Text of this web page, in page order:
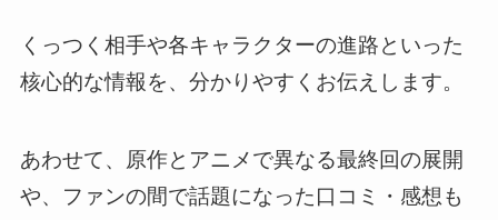
くっつく相手や各キャラクターの進路といった
核心的な情報を、分かりやすくお伝えします。
あわせて、原作とアニメで異なる最終回の展開
や、ファンの間で話題になった口コミ・感想も